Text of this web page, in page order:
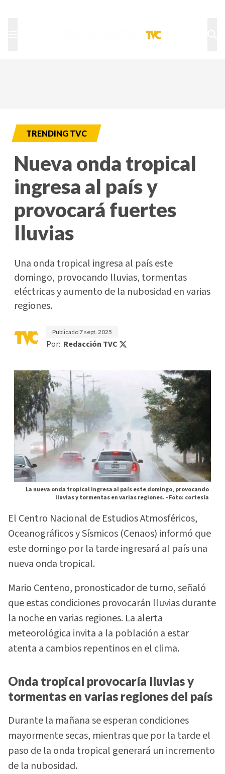
TRENDING TVC
Nueva onda tropical
ingresa al país y
provocará fuertes
lluvias
Una onda tropical ingresa al país este
domingo, provocando lluvias, tormentas
eléctricas y aumento de la nubosidad en varias
regiones.
Publicado7 sept. 2025
Por: Redacción TVC
La nueva onda tropical ingresa al país este domingo, provocando
lluvias y tormentas en varias regiones. -Foto: cortesía
El Centro Nacional de Estudios Atmosféricos,
Oceanográficos y Sísmicos (Cenaos) informó que
este domingo por la tarde ingresará al país una
nueva onda tropical.
Mario Centeno, pronosticador de turno, señaló
que estas condiciones provocarán lluvias durante
la noche en varias regiones. La alerta
meteorológica invita a la población a estar
atenta a cambios repentinos en el clima.
Onda tropical provocaría lluvias y
tormentas en varias regiones del país
Durante la mañana se esperan condiciones
mayormente secas, mientras que por la tarde el
paso de la onda tropical generará un incremento
de la nubosidad.